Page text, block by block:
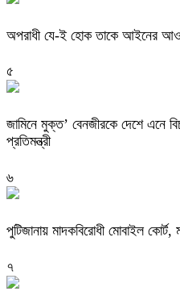
অপরাধী যে-ই হোক তাকে আইনের
৫
জামিনে মুক্ত’ বেনজীরকে দেশে এনে
প্রতিমন্ত্রী
৬
পুটিজানায় মাদকবিরোধী মোবাইল
৭